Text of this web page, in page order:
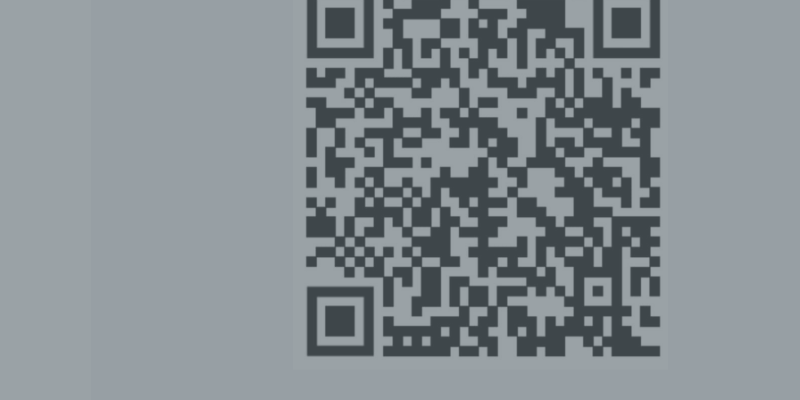
Verknüpfung, die Einschränkung, das Löschen oder die
d) Einschränkung der Verarbeitung
Einschränkung der Verarbeitung ist die Markierung gespeicherter
personenbezogener Daten mit dem Ziel, ihre künftige
einzuschränken.
e) Profiling
Profiling ist jede Art der automatisierten Verarbeitung
personenbezogener Daten, die darin besteht, dass diese
personenbezogenen Daten verwendet werden, um bestimmte
persönliche Aspekte, die sich auf eine natürliche Person
bewerten, insbesondere, um Aspekte bezüglich Arbeitsleistung,
wirtschaftlicher Lage, Gesundheit, persönlicher Vorlieben,
Zuverlässigkeit, Verhalten, Aufenthaltsort oder Ortswechsel dieser
natürlichen Person zu analysieren oder vorherzusagen.